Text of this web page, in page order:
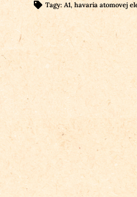
Tagy: A1, havaria atomovej